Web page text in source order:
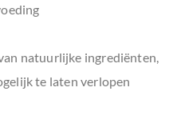
natuurlijke ingrediënten,
te laten verlopen